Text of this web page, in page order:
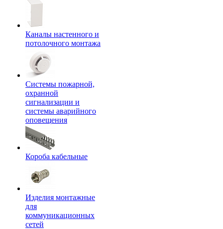
Каналы настенного и
потолочного монтажа
Системы пожарной,
охранной
сигнализации и
системы аварийного
оповещения
Короба кабельные
Изделия монтажные
для
коммуникационных
сетей